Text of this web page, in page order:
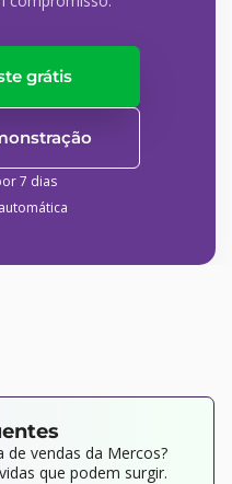
grátis
7 dias
vendas da Mercos?
que podem surgir.